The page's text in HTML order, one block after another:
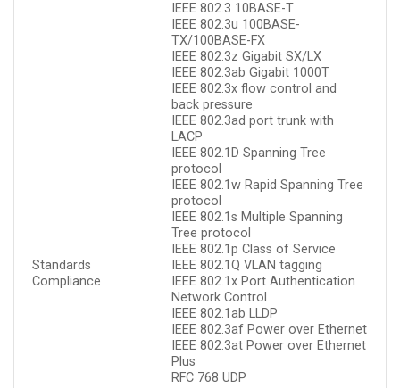
Standards
Compliance
IEEE 802.3 10BASE-T
IEEE 802.3u 100BASE-
TX/100BASE-FX
IEEE 802.3z Gigabit SX/LX
IEEE 802.3ab Gigabit 1000T
IEEE 802.3x flow control and
back pressure
IEEE 802.3ad port trunk with
LACP
IEEE 802.1D Spanning Tree
protocol
IEEE 802.1w Rapid Spanning Tree
protocol
IEEE 802.1s Multiple Spanning
Tree protocol
IEEE 802.1p Class of Service
IEEE 802.1Q VLAN tagging
IEEE 802.1x Port Authentication
Network Control
IEEE 802.1ab LLDP
IEEE 802.3af Power over Ethernet
IEEE 802.3at Power over Ethernet
Plus
RFC 768 UDP